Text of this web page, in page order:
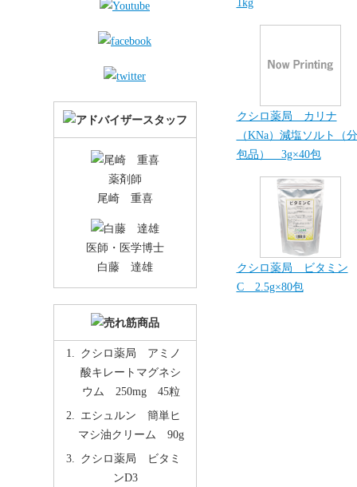
クシロ薬局 カリナ
（KNa）減塩ソルト（分
包品） 3g×40包
クシロ薬局 ビタミン
C 2.5g×80包
薬剤師
尾崎 重喜
医師・医学博士
白藤 達雄
クシロ薬局 アミノ
酸キレートマグネシ
ウム 250mg 45粒
エシュルン 簡単ヒ
マシ油クリーム 90g
クシロ薬局 ビタミ
ンD3